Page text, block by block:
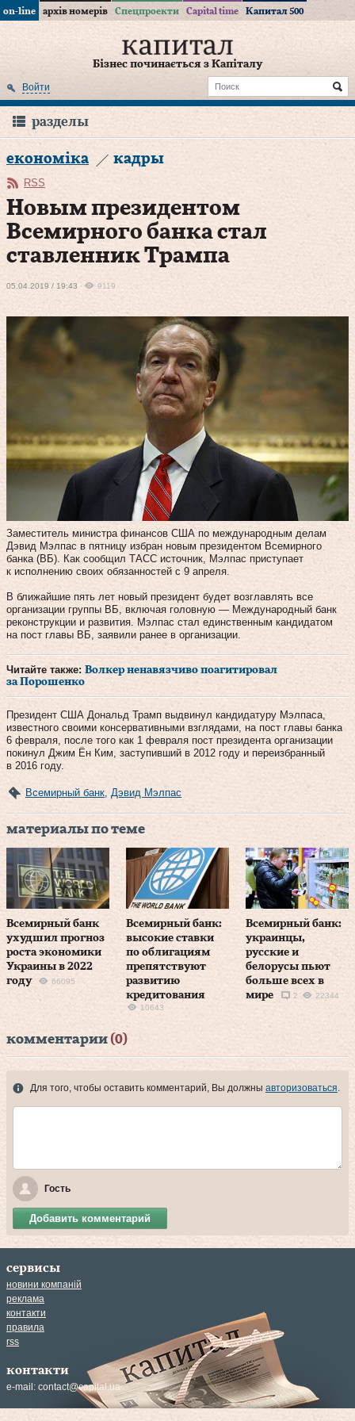
on-line архів номерів Спецпроекти Capital time Капитал 500
Бізнес починається з Капіталу
Войти
разделы
економіка кадры
RSS
Новым президентом
Всемирного банка стал
ставленник Трампа
05.04.2019 / 19:43 9119
Заместитель министра финансов США по международным делам
Дэвид Мэлпас в пятницу избран новым президентом Всемирного
банка (ВБ). Как сообщил ТАСС источник, Мэлпас приступает
к исполнению своих обязанностей с 9 апреля.
В ближайшие пять лет новый президент будет возглавлять все
организации группы ВБ, включая головную — Международный банк
реконструкции и развития. Мэлпас стал единственным кандидатом
на пост главы ВБ, заявили ранее в организации.
Читайте также: Волкер ненавязчиво поагитировал
за Порошенко
Президент США Дональд Трамп выдвинул кандидатуру Мэлпаса,
известного своими консервативными взглядами, на пост главы банка
6 февраля, после того как 1 февраля пост президента организации
покинул Джим Ён Ким, заступивший в 2012 году и переизбранный
в 2016 году.
Всемирный банк Дэвид Мэлпас
материалы по теме
Всемирный банк
ухудшил прогноз
роста экономики
Украины в 2022
году
66095
Всемирный банк:
высокие ставки
по облигациям
препятствуют
развитию
кредитования
10643
Всемирный банк:
украинцы,
русские и
белорусы пьют
больше всех в
мире
2 22344
комментарии (0)
Для того, чтобы оставить комментарий, Вы должны авторизоваться.
Гость
Добавить комментарий
сервисы
новини компаній
реклама
контакти
правила
rss
контакти
e-mail: contact@capital.ua